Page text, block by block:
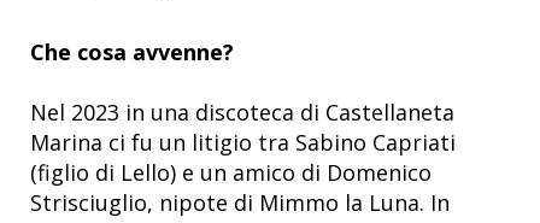
Che cosa avvenne?
Nel 2023 in una discoteca di Castellaneta
Marina ci fu un litigio tra Sabino Capriati
(figlio di Lello) e un amico di Domenico
Strisciuglio, nipote di Mimmo la Luna. In